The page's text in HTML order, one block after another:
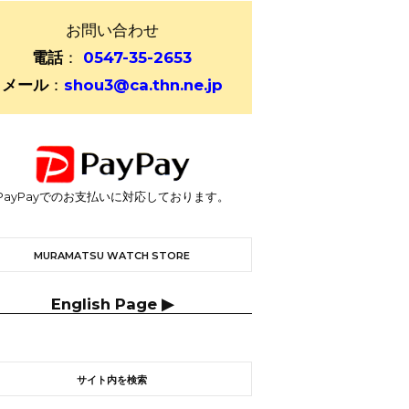
お問い合わせ
電話：
0547-35-2653
メール： shou3@ca.thn.ne.jp
でのお支払いに対応しております。
MURAMATSU WATCH STORE
English Page ▶
サイト内を検索